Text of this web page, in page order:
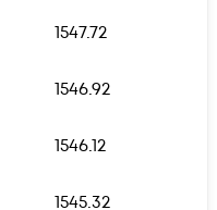
1547.72
1546.92
1546.12
1545.32